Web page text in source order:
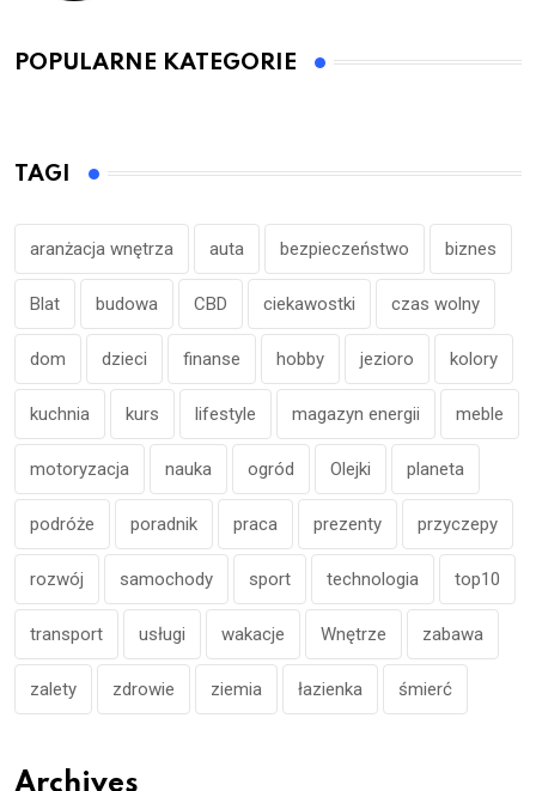
POPULARNE KATEGORIE
TAGI
aranżacja wnętrza auta bezpieczeństwo biznes
Blat budowa CBD ciekawostki czas wolny
dom dzieci finanse hobby jezioro kolory
kuchnia kurs lifestyle magazyn energii meble
motoryzacja nauka ogród Olejki planeta
podróże poradnik praca prezenty przyczepy
rozwój samochody sport technologia top10
transport usługi wakacje Wnętrze zabawa
zalety zdrowie ziemia łazienka śmierć
Archives